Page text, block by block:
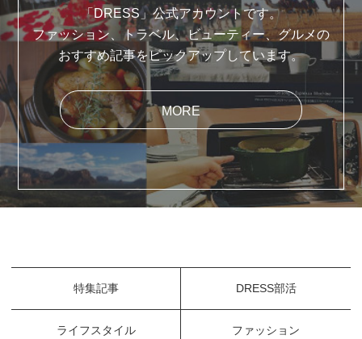
「DRESS」公式アカウントです。
ファッション、トラベル、ビューティー、グルメの
おすすめ記事をピックアップしています。
MORE
特集記事 DRESS部活
ライフスタイル ファッション